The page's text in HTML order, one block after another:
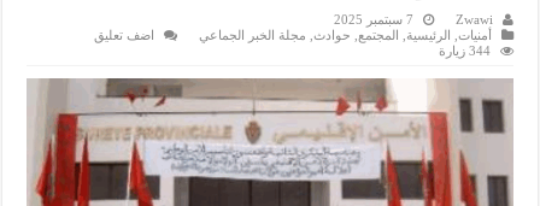
Zwawi
7 سبتمبر 2025
أمنيات الرئيسية المجتمع حوادث مجلة الخبر الجماعي
اضف تعليق
344 زيارة